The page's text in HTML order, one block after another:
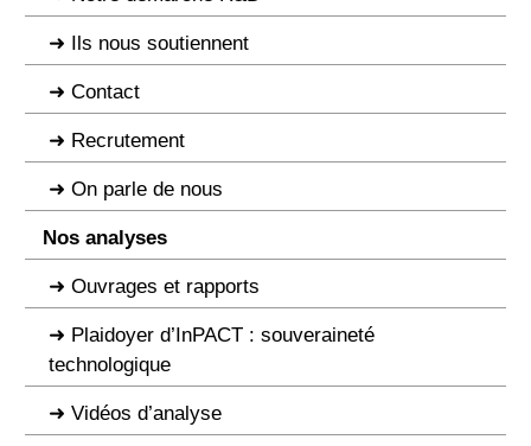
Ils nous soutiennent
Contact
Recrutement
On parle de nous
Nos analyses
Ouvrages et rapports
Plaidoyer d’InPACT : souveraineté
technologique
Vidéos d’analyse